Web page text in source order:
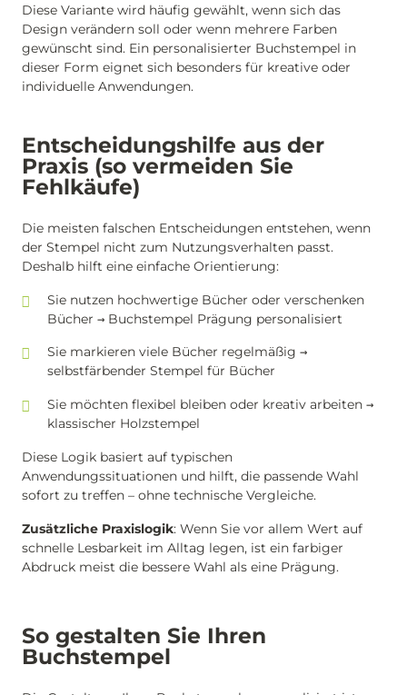
Diese Variante wird häufig gewählt, wenn sich das
Design verändern soll oder wenn mehrere Farben
gewünscht sind. Ein personalisierter Buchstempel in
dieser Form eignet sich besonders für kreative oder
individuelle Anwendungen.
Entscheidungshilfe aus der
Praxis (so vermeiden Sie
Fehlkäufe)
Die meisten falschen Entscheidungen entstehen, wenn
der Stempel nicht zum Nutzungsverhalten passt.
Deshalb hilft eine einfache Orientierung:
Sie nutzen hochwertige Bücher oder verschenken
Bücher → Buchstempel Prägung personalisiert
Sie markieren viele Bücher regelmäßig →
selbstfärbender Stempel für Bücher
Sie möchten flexibel bleiben oder kreativ arbeiten →
klassischer Holzstempel
Diese Logik basiert auf typischen
Anwendungssituationen und hilft, die passende Wahl
sofort zu treffen – ohne technische Vergleiche.
Zusätzliche Praxislogik: Wenn Sie vor allem Wert auf
schnelle Lesbarkeit im Alltag legen, ist ein farbiger
Abdruck meist die bessere Wahl als eine Prägung.
So gestalten Sie Ihren
Buchstempel